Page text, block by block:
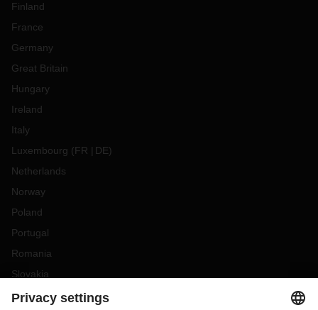
Finland
France
Germany
Great Britain
Hungary
Ireland
Italy
Luxembourg (FR DE)
Netherlands
Norway
Poland
Portugal
Romania
Slovakia
Spain